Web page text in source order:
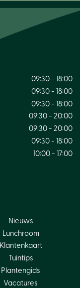
09:30 - 18:00
09:30 - 18:00
09:30 - 18:00
09:30 - 20:00
09:30 - 20:00
09:30 - 18:00
10:00 - 17:00
Nieuws
Lunchroom
Klantenkaart
Tuintips
Plantengids
Vacatures